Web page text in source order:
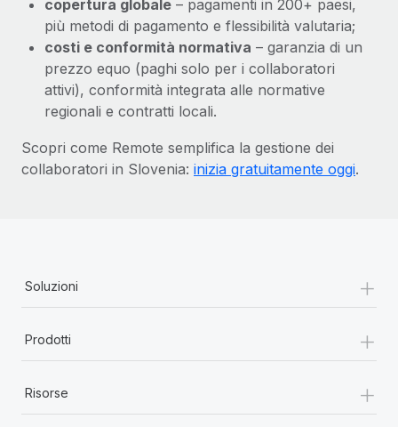
copertura globale – pagamenti in 200+ paesi,
più metodi di pagamento e flessibilità valutaria;
costi e conformità normativa – garanzia di un
prezzo equo (paghi solo per i collaboratori
attivi), conformità integrata alle normative
regionali e contratti locali.
Scopri come Remote semplifica la gestione dei
collaboratori in Slovenia: inizia gratuitamente oggi.
Soluzioni +
Prodotti +
Risorse +